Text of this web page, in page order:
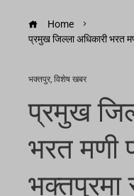
Home
प्रमुख जिल्ला अधिकारी भरत
भक्तपुर, विशेष खबर
प्रमुख
भरत मणी
भक्तपुरमा